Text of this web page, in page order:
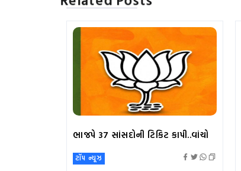
ભાજપે 37 સાંસદોની ટિકિટ કાપી..વાંચો
ટૉપ ન્યૂઝ